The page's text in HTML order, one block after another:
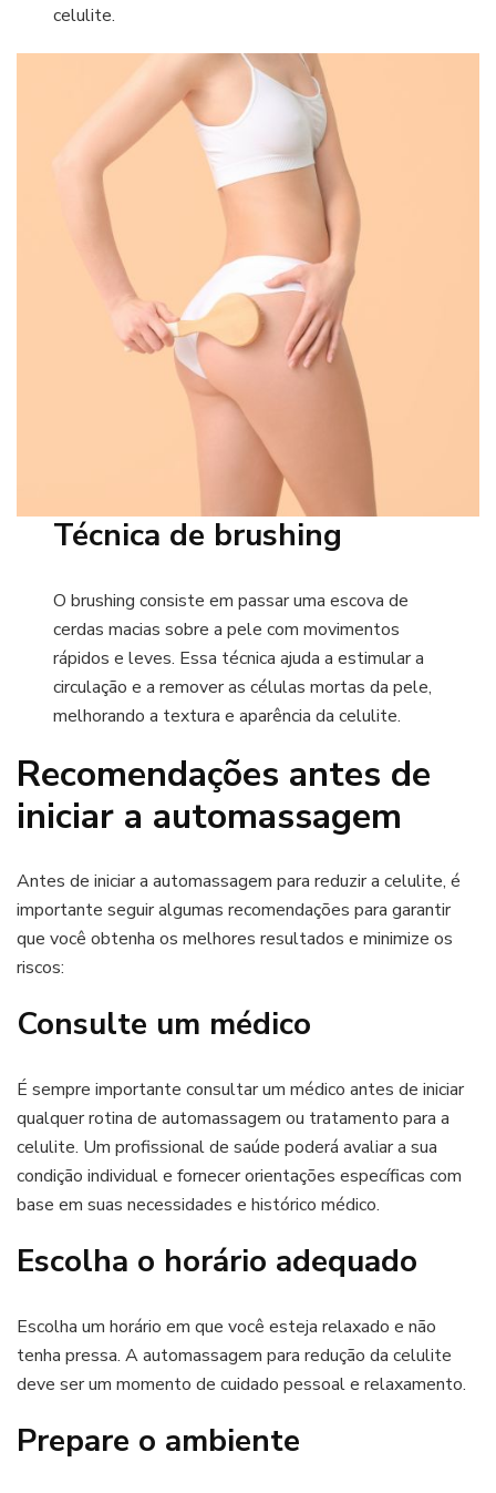
celulite.
Técnica de brushing
O brushing consiste em passar uma escova de
cerdas macias sobre a pele com movimentos
rápidos e leves. Essa técnica ajuda a estimular a
circulação e a remover as células mortas da pele,
melhorando a textura e aparência da celulite.
Recomendações antes de
iniciar a automassagem
Antes de iniciar a automassagem para reduzir a celulite, é
importante seguir algumas recomendações para garantir
que você obtenha os melhores resultados e minimize os
riscos:
Consulte um médico
É sempre importante consultar um médico antes de iniciar
qualquer rotina de automassagem ou tratamento para a
celulite. Um profissional de saúde poderá avaliar a sua
condição individual e fornecer orientações específicas com
base em suas necessidades e histórico médico.
Escolha o horário adequado
Escolha um horário em que você esteja relaxado e não
tenha pressa. A automassagem para redução da celulite
deve ser um momento de cuidado pessoal e relaxamento.
Prepare o ambiente